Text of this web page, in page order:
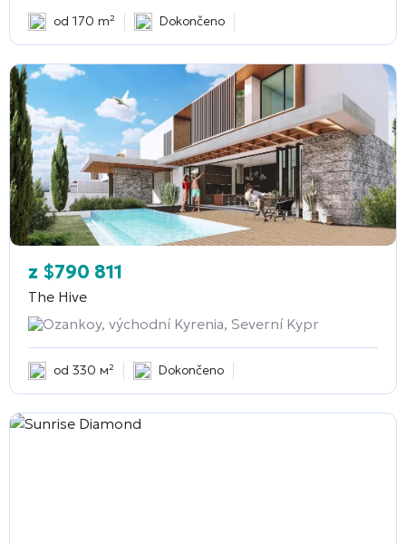
od 170 m² Dokončeno
z $790 811
The Hive
Ozankoy, východní Kyrenia, Severní Kypr
od 330 м² Dokončeno